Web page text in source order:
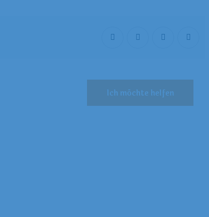
Ich möchte helfen